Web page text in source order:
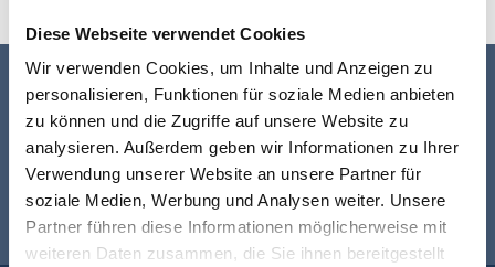
Diese Webseite verwendet Cookies
Wir verwenden Cookies, um Inhalte und Anzeigen zu
personalisieren, Funktionen für soziale Medien anbieten
zu können und die Zugriffe auf unsere Website zu
analysieren. Außerdem geben wir Informationen zu Ihrer
Verwendung unserer Website an unsere Partner für
soziale Medien, Werbung und Analysen weiter. Unsere
Partner führen diese Informationen möglicherweise mit
weiteren Daten zusammen, die Sie ihnen bereitgestellt
Keine Veranstaltung mehr verpassen:
Jetzt für denMVFP Akademie
Newsletter anmelden!